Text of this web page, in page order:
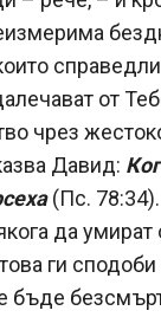
от
чрез
Давид:
(Пс.
да
ги
бъде